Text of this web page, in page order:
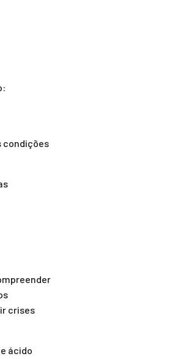
condições
crises
ácido